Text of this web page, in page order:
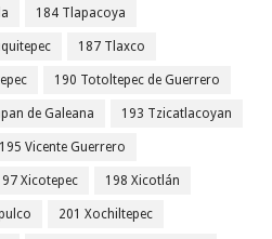
184 Tlapacoya
187 Tlaxco
190 Totoltepec de Guerrero
de Galeana 193 Tzicatlacoyan
195 Vicente Guerrero
Xicotepec 198 Xicotlán
201 Xochiltepec